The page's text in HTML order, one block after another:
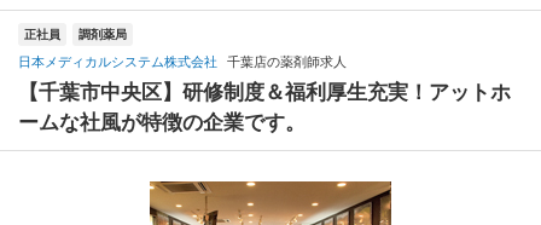
正社員 調剤薬局
日本メディカルシステム株式会社 千葉店の薬剤師求人
【千葉市中央区】研修制度＆福利厚生充実！アットホ
ームな社風が特徴の企業です。